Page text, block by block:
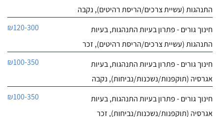
לפרטי העסק
שנים, כל פעם שיש לי
אני שמה אצלו את הכלבים,
הם תמיד מאושרים לראות
אותו ומאושרים כשהם
בחום.
התנהגות (עשיית צרכים/הריסת רהיטים), נקבה
חינוך גורים - פתרון בעיות התנהגות, בעיות
התנהגות (עשיית צרכים/הריסת רהיטים), זכר
₪120-300
חינוך גורים - פתרון בעיות התנהגות, בעיות
אגרסיה (תוקפנות/נשכנות/נביחות), נקבה
₪100-350
חינוך גורים - פתרון בעיות התנהגות, בעיות
אגרסיה (תוקפנות/נשכנות/נביחות), זכר
₪100-350